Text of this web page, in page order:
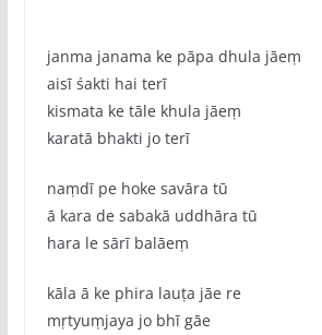
janma janama ke pāpa dhula jāeṃ
aisī śakti hai terī
kismata ke tāle khula jāeṃ
karatā bhakti jo terī
naṃdī pe hoke savāra tū
ā kara de sabakā uddhāra tū
hara le sārī balāeṃ
kāla ā ke phira lauṭa jāe re
mṛtyuṃjaya jo bhī gāe